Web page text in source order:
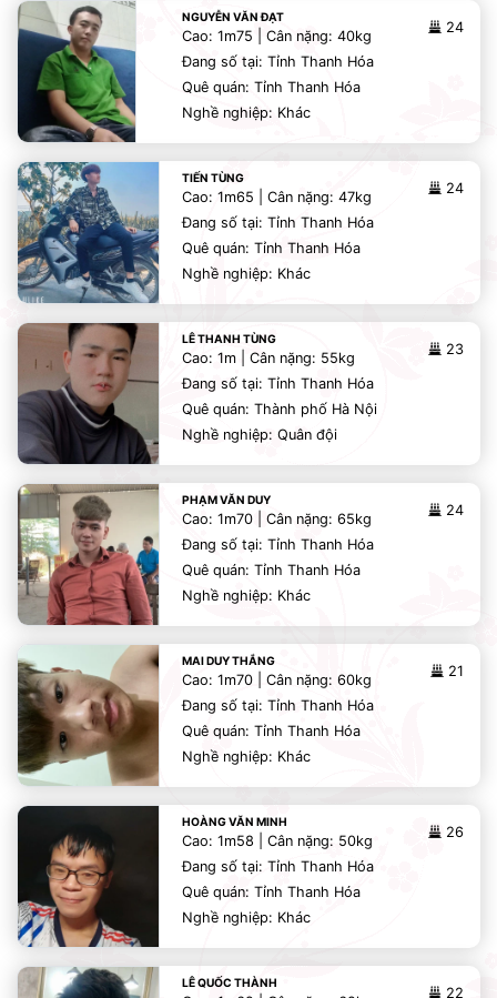
NGUYỄN VĂN ĐẠT
24
Cao: 1m75 | Cân nặng: 40kg
Đang số tại: Tỉnh Thanh Hóa
Quê quán: Tỉnh Thanh Hóa
Nghề nghiệp: Khác
TIẾN TÙNG
24
Cao: 1m65 | Cân nặng: 47kg
Đang số tại: Tỉnh Thanh Hóa
Quê quán: Tỉnh Thanh Hóa
Nghề nghiệp: Khác
LÊ THANH TÙNG
23
Cao: 1m | Cân nặng: 55kg
Đang số tại: Tỉnh Thanh Hóa
Quê quán: Thành phố Hà Nội
Nghề nghiệp: Quân đội
PHẠM VĂN DUY
24
Cao: 1m70 | Cân nặng: 65kg
Đang số tại: Tỉnh Thanh Hóa
Quê quán: Tỉnh Thanh Hóa
Nghề nghiệp: Khác
MAI DUY THẮNG
21
Cao: 1m70 | Cân nặng: 60kg
Đang số tại: Tỉnh Thanh Hóa
Quê quán: Tỉnh Thanh Hóa
Nghề nghiệp: Khác
HOÀNG VĂN MINH
26
Cao: 1m58 | Cân nặng: 50kg
Đang số tại: Tỉnh Thanh Hóa
Quê quán: Tỉnh Thanh Hóa
Nghề nghiệp: Khác
LÊ QUỐC THÀNH
22